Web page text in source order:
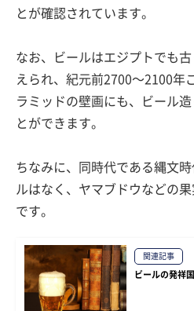
とが確認されています。
なお、ビールはエジプトでも
えられ、紀元前2700〜2100年
ラミッドの壁画にも、ビール
とができます。
ちなみに、同時代である縄文
ルはなく、ヤマブドウなどの
です。
関連記事
ビールの発祥